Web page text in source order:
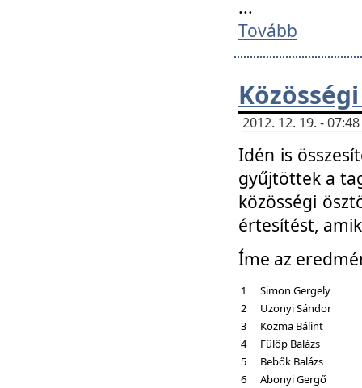
...
Tovább
2012. 12. 19. -
Idén is
gyűjtöttek a
közösségi
értesítést,
Íme az
1
Simon Gergely
2
Uzonyi Sándor
3
Kozma Bálint
4
Fülöp Balázs
5
Bebők Balázs
6
Abonyi Gergő